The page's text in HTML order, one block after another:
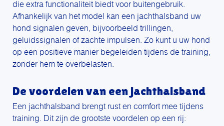
die extra functionaliteit biedt voor buitengebruik.
Afhankelijk van het model kan een jachthalsband uw
hond signalen geven, bijvoorbeeld trillingen,
geluidssignalen of zachte impulsen. Zo kunt u uw hond
op een positieve manier begeleiden tijdens de training,
zonder hem te overbelasten.
De voordelen van een jachthalsband
Een jachthalsband brengt rust en comfort mee tijdens
training. Dit zijn de grootste voordelen op een rij: